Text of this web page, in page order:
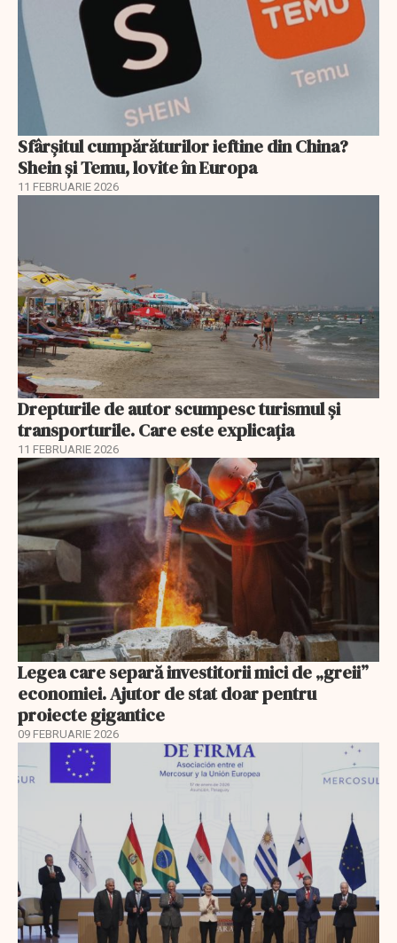
Sfârșitul cumpărăturilor ieftine din China?
Shein și Temu, lovite în Europa
11 FEBRUARIE 2026
Drepturile de autor scumpesc turismul și
transporturile. Care este explicația
11 FEBRUARIE 2026
Legea care separă investitorii mici de „greii”
economiei. Ajutor de stat doar pentru
proiecte gigantice
09 FEBRUARIE 2026